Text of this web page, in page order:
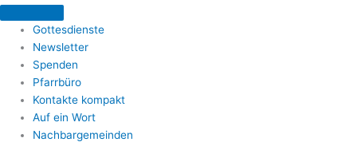
Zum
springen
Gottesdienste
Newsletter
Spenden
Pfarrbüro
Kontakte kompakt
Auf ein Wort
Nachbargemeinden